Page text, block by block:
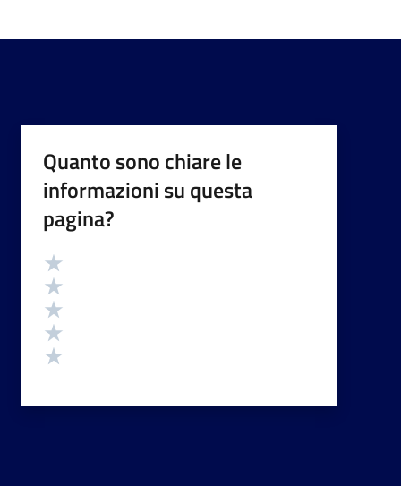
Quanto sono chiare le
informazioni su questa
pagina?
Valutazione